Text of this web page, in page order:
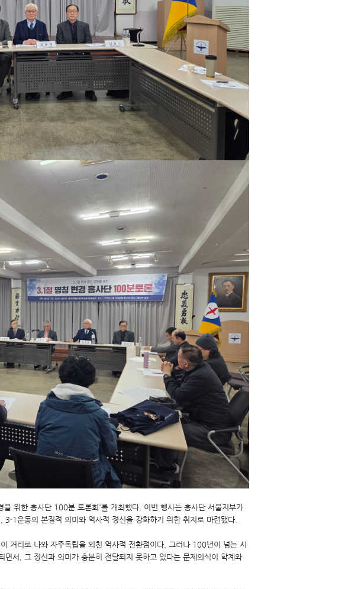
위한 흥사단 100분 토론회'를 개최했다. 이번 행사는 흥사단 서울지부가
3·1운동의 본질적 의미와 역사적 정신을 강화하기 위한 취지로 마련됐다.
거리로 나와 자주독립을 외친 역사적 전환점이다. 그러나 100년이 넘는 시
면서, 그 정신과 의미가 충분히 전달되지 못하고 있다는 문제의식이 학계와